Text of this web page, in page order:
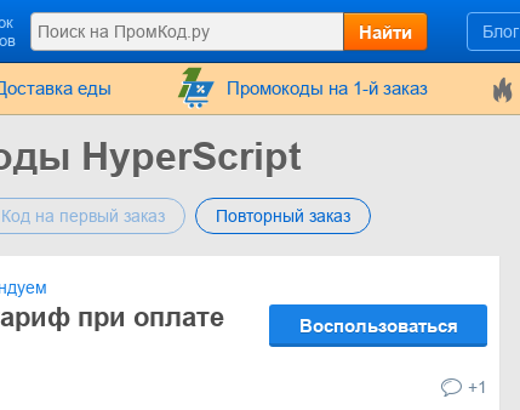
Найти Блог
еды Промокоды на 1-й заказ
HyperScript
Код на первый заказ Повторный заказ
при оплате
Воспользоваться
+1